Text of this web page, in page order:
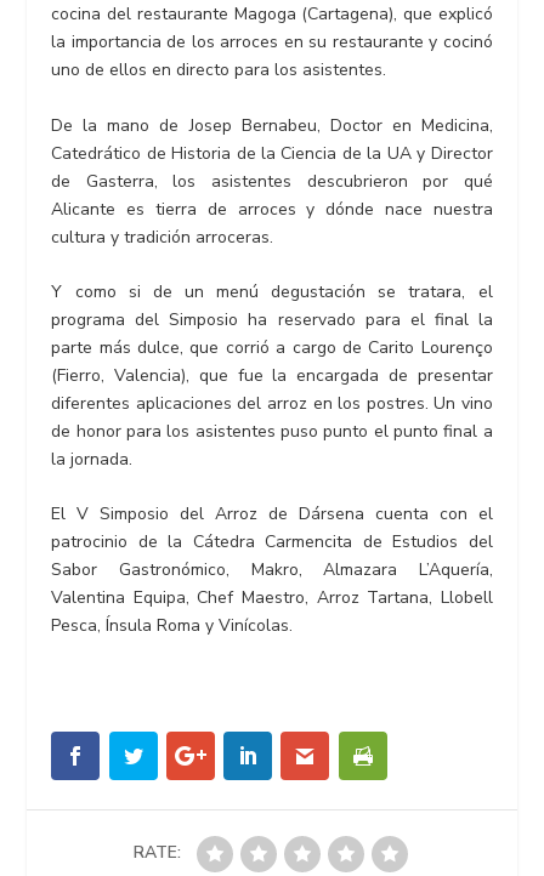
cocina del restaurante Magoga (Cartagena), que explicó
la importancia de los arroces en su restaurante y cocinó
uno de ellos en directo para los asistentes.
De la mano de Josep Bernabeu, Doctor en Medicina,
Catedrático de Historia de la Ciencia de la UA y Director
de Gasterra, los asistentes descubrieron por qué
Alicante es tierra de arroces y dónde nace nuestra
cultura y tradición arroceras.
Y como si de un menú degustación se tratara, el
programa del Simposio ha reservado para el final la
parte más dulce, que corrió a cargo de Carito Lourenço
(Fierro, Valencia), que fue la encargada de presentar
diferentes aplicaciones del arroz en los postres. Un vino
de honor para los asistentes puso punto el punto final a
la jornada.
El V Simposio del Arroz de Dársena cuenta con el
patrocinio de la Cátedra Carmencita de Estudios del
Sabor Gastronómico, Makro, Almazara L’Aquería,
Valentina Equipa, Chef Maestro, Arroz Tartana, Llobell
Pesca, Ínsula Roma y Vinícolas.
RATE: